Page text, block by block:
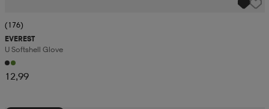
(176)
EVEREST
U Softshell Glove
12,99